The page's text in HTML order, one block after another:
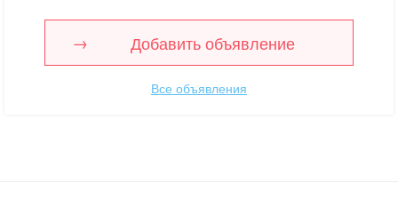
Добавить объявление
Все объявления